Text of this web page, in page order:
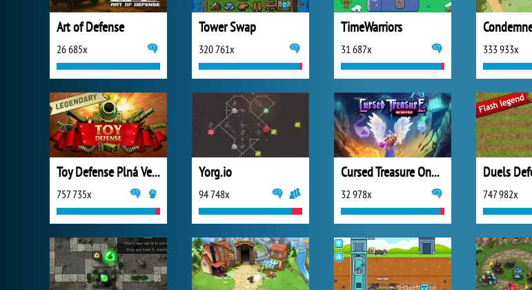
Art of Defense
26 685x
Tower Swap
320 761x
TimeWarriors
31 687x 333 933x
Toy Defense Plná Verze
757 735x
Yorg.io
94 748x
Cursed Treasure One and Half
32 978x
Duels
747 982x